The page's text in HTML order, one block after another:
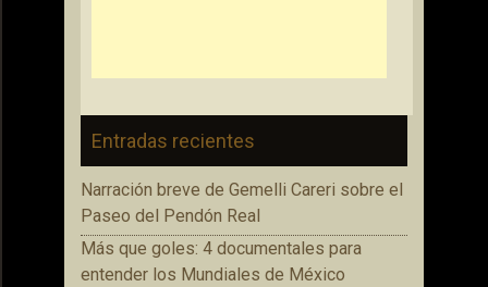
Entradas recientes
Narración breve de Gemelli Careri sobre el
Paseo del Pendón Real
Más que goles: 4 documentales para
entender los Mundiales de México